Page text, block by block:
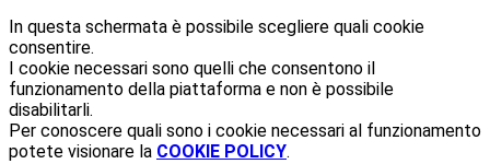
In questa schermata è possibile scegliere quali cookie
consentire.
I cookie necessari sono quelli che consentono il
funzionamento della piattaforma e non è possibile
disabilitarli.
Per conoscere quali sono i cookie necessari al funzionamento
potete visionare la COOKIE POLICY.